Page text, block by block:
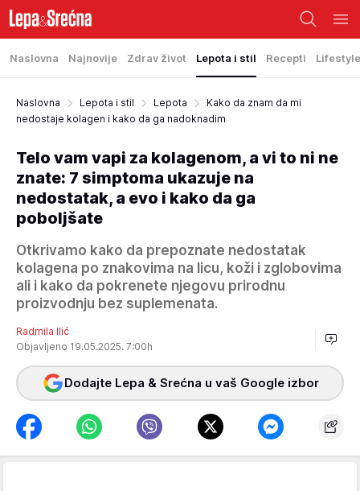
Naslovna Najnovije Zdrav život Lepota i stil Recepti Lifestyle
Naslovna Lepota i stil Lepota
Kako da znam da mi
nedostaje kolagen i kako da ga nadoknadim
Telo vam vapi za kolagenom, a vi to ni ne
znate: 7 simptoma ukazuje na
nedostatak, a evo i kako da ga
poboljšate
Otkrivamo kako da prepoznate nedostatak
kolagena po znakovima na licu, koži i zglobovima
ali i kako da pokrenete njegovu prirodnu
proizvodnju bez suplemenata.
Radmila Ilić
Objavljeno 19.05.2025. 7:00h
Dodajte Lepa & Srećna u vaš Google izbor